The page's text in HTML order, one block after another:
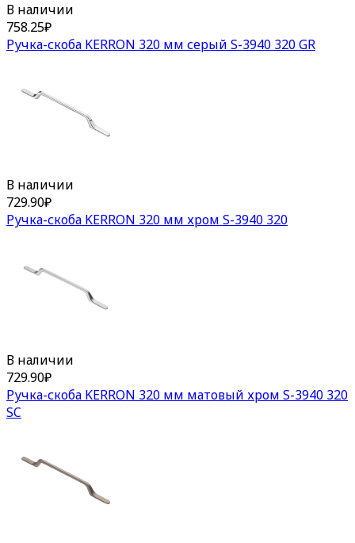
В наличии
758.25₽
Ручка-скоба KERRON 320 мм серый S-3940 320 GR
В наличии
729.90₽
Ручка-скоба KERRON 320 мм хром S-3940 320
В наличии
729.90₽
Ручка-скоба KERRON 320 мм матовый хром S-3940 320
SC